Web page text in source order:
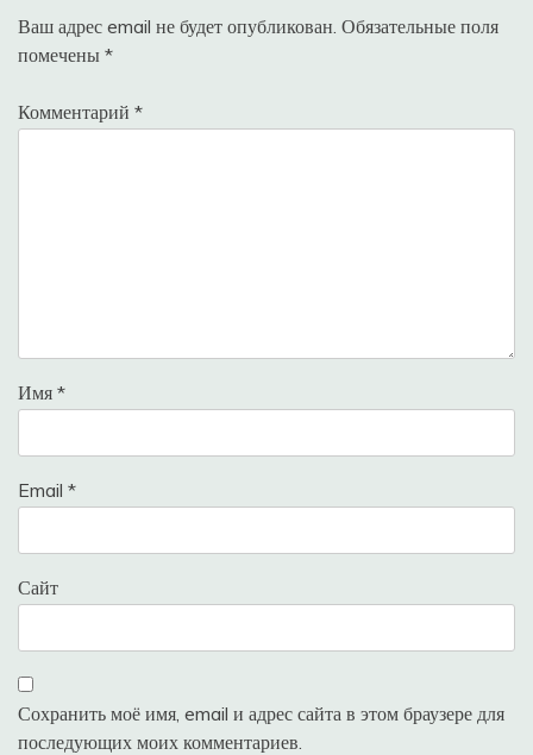
Ваш адрес email не будет опубликован. Обязательные поля
помечены *
Комментарий *
Имя *
Email *
Сайт
Сохранить моё имя, email и адрес сайта в этом браузере для
последующих моих комментариев.